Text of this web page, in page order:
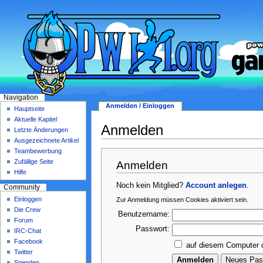
Anmelden
Anmelden
Noch kein Mitglied?Account anlegen
Zur Anmeldung müssen Cookies aktiviert sein.
Benutzername:
Passwort:
auf diesem Computer
Anmelden / Einloggen
Navigation
Hauptseite
Aktuelle Kapitel
Letzte Änderungen
Ausgezeichnete Artikel
Teambewerbung
Zufällige Seite
Hilfe
Community
Einloggen
Die Crew
Forum
IRC-Chat
Facebook
Twitter